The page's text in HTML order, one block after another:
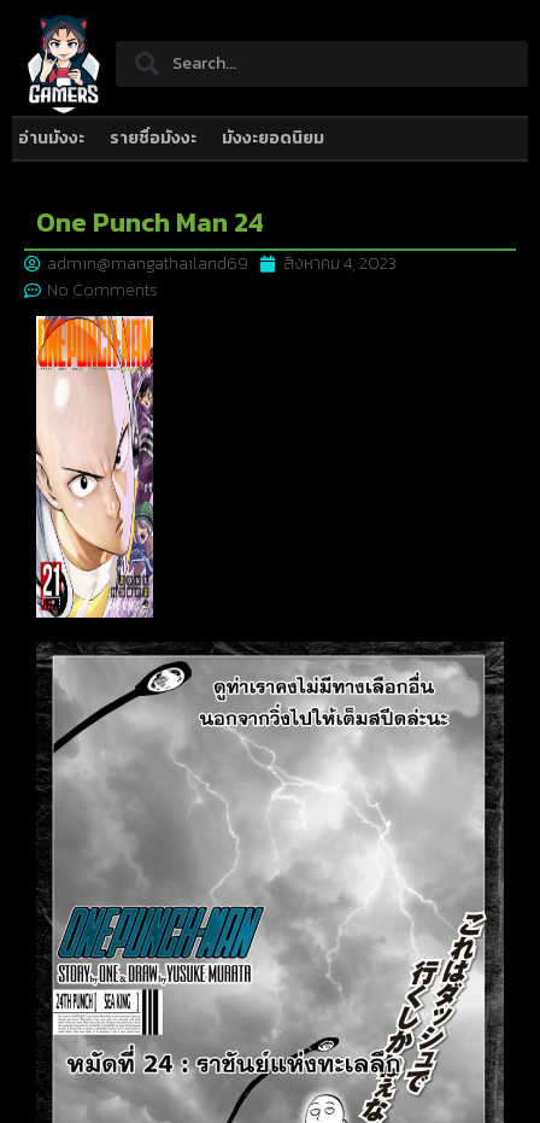
อ่านมังงะ รายชื่อมังงะ มังงะยอดนิยม
One Punch Man 24
admin@mangathailand69
สิงหาคม 4, 2023
No Comments